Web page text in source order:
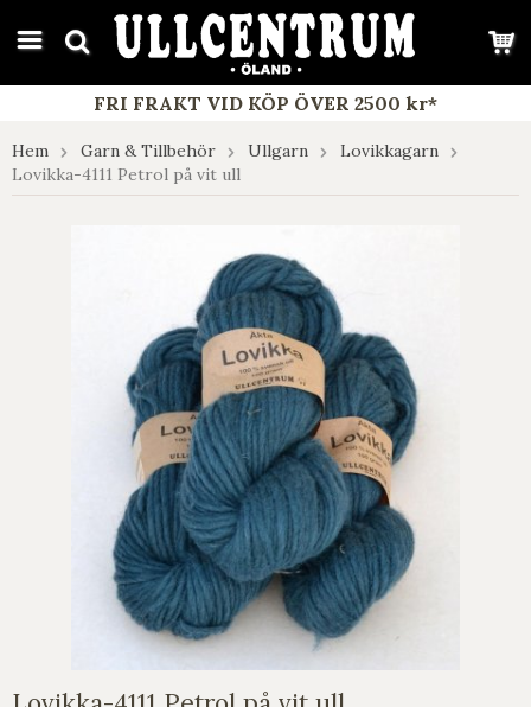
google-site-verification: google7e4b1026db5d9f32.html
FRI FRAKT VID KÖP ÖVER 2500 kr*
Hem Garn & Tillbehör Ullgarn
Lovikkagarn
Lovikka-4111 Petrol på vit ull